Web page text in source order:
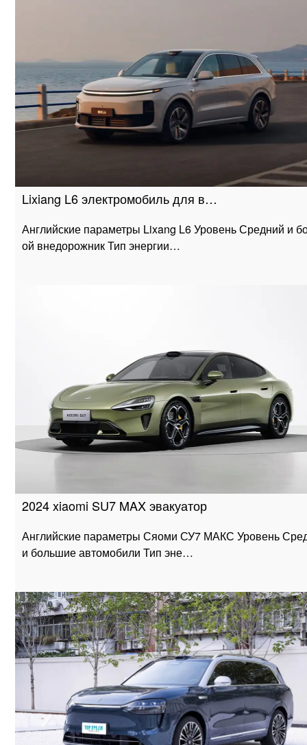
Lixiang L6 электромобиль для в…
Английские параметры Lixang L6 Уровень Средний и
ой внедорожник Тип энергии…
2024 xiaomi SU7 MAX эвакуатор
Английские параметры Сяоми СУ7 МАКС Уровень
и большие автомобили Тип эне…